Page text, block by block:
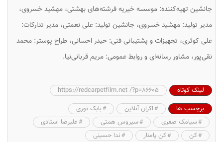
جانشین تهیه‌کننده: موسسه خیریه فرشته‌های بهشتی، مهشید خسروی،
مدیر تولید: مهشید خسروی، جانشین تولید: علی نعمتی، مدیر تدارکات:
علی کوثری، تجهیزات و پشتیبانی فنی: حیدر احسانی، طراح پوستر: محمد
نقی‌پور، مشاور رسانه‌ای و روابط عمومی: مریم قربانی‌نیا.
لینک کوتاه
https://redcarpetfilm.net /?p=86605
برچسب ها
اکران آنلاین
بابک نوری
سیامک صفری
سیروس همتی
علیرضا استادی
کن
کن پامنار ندا حسینی